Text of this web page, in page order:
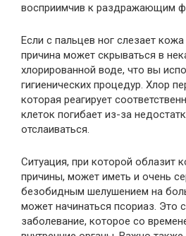
восприимчив к раздражающим
Если с пальцев ног слезает
причина может скрываться в
хлорированной воде, что вы
гигиенических процедур. Хлор
которая реагирует
клеток погибает из-за
отслаиваться.
Ситуация, при которой облазит
причины, может иметь и очень
безобидным шелушением на
может начинаться псориаз. Это
заболевание, которое со